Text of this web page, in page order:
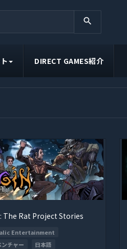
search
DIRECT GAMES紹介
The Rat Project Stories
Entertainment
ンチャー
日本語